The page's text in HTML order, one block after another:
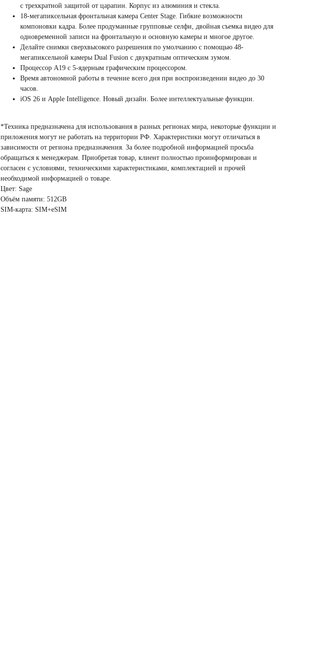
с трехкратной защитой от царапин. Корпус из алюминия и стекла.
18-мегапиксельная фронтальная камера Center Stage. Гибкие возможности
компоновки кадра. Более продуманные групповые селфи, двойная съемка видео для
одновременной записи на фронтальную и основную камеры и многое другое.
Делайте снимки сверхвысокого разрешения по умолчанию с помощью 48-
мегапиксельной камеры Dual Fusion с двукратным оптическим зумом.
Процессор A19 с 5-ядерным графическим процессором.
Время автономной работы в течение всего дня при воспроизведении видео до 30
часов.
iOS 26 и Apple Intelligence. Новый дизайн. Более интеллектуальные функции.
*Техника предназначена для использования в разных регионах мира, некоторые функции и
приложения могут не работать на территории РФ. Характеристики могут отличаться в
зависимости от региона предназначения. За более подробной информацией просьба
обращаться к менеджерам. Приобретая товар, клиент полностью проинформирован и
согласен с условиями, техническими характеристиками, комплектацией и прочей
необходимой информацией о товаре.
Цвет: Sage
Объём памяти: 512GB
SIM-карта: SIM+eSIM